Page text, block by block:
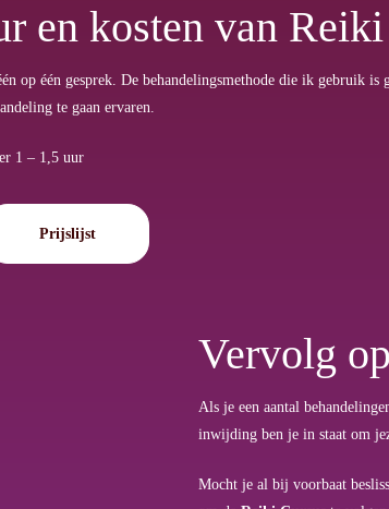
en kosten van Reiki
op één gesprek. De behandelingsmethode die ik gebruik is
te gaan ervaren.
1 – 1,5 uur
Prijslijst
Vervolg
Als je een aantal
inwijding ben je in staat om
Mocht je al bij voorbaat